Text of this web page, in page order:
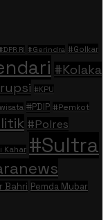
#DPR RI #Gerindra #Golkar
#Kolaka
#KPU
#PDIP #Pemkot
#Polres
Kahar #Sultra
Bahri Pemda Mubar